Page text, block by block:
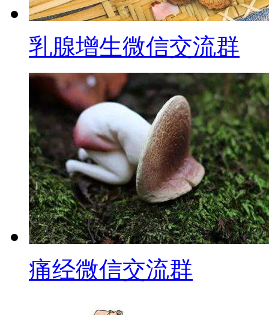
乳腺增生微信交流群
痛经微信交流群